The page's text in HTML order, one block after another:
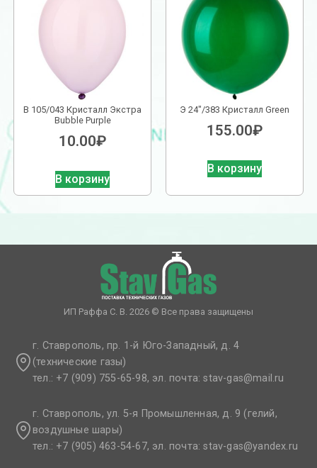
В 105/043 Кристалл Экстра
Bubble Purple
10.00₽
В корзину
Э 24″/383 Кристалл Green
155.00₽
В корзину
ИП Раффа С. В. 2026 © Все права защищены
г. Ставрополь, пр. 1-й Юго-Западный, д. 4
(технические газы)
тел.: +7 (909) 755-65-98, эл. почта: stav-gas@mail.ru​
г. Ставрополь, ул. 5-я Промышленная, д. 9 (гелий,
воздушные шары)
тел.: +7 (905) 463-54-67, эл. почта: stav-gas@yandex.ru​